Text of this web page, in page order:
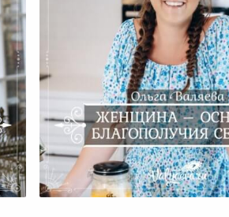
Женщина –
Благополучия